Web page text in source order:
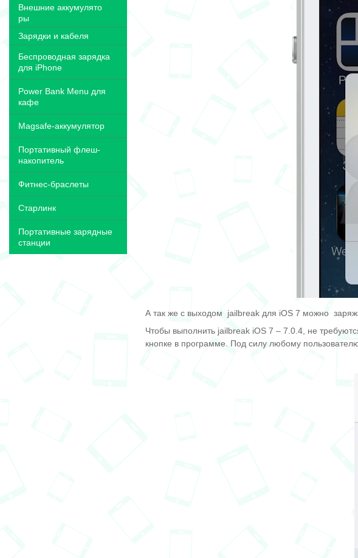
Внешние аккумулято
ры
Зарядки и кабеля
Беспроводная зарядка
для iPhone
Power Bank Menu для
кафе
Magsafe-аккумулятор
Портативный флеш-
накопитель
Фитнес-браслеты
Старлинк
Портативные зарядные
станции
А так же с выходом jailbreak для iOS 7 можно
Чтобы выполнить jailbreak iOS 7 – 7.0.4, не
кнопке в программе. Под силу любому